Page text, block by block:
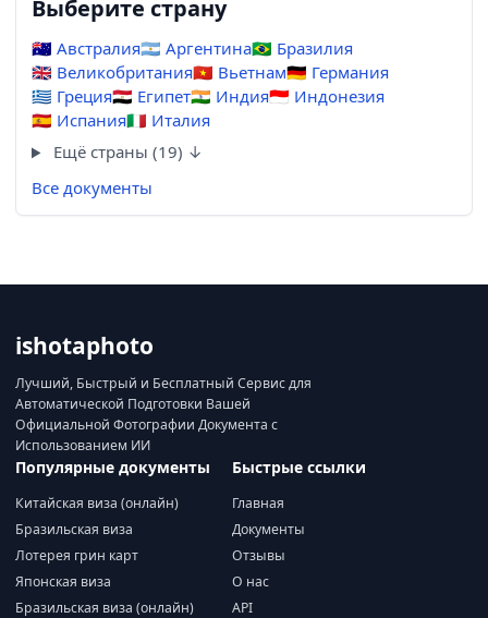
Выберите страну
🇦🇺 Австралия🇦🇷 Аргентина🇧🇷 Бразилия
🇬🇧 Великобритания🇻🇳 Вьетнам🇩🇪 Германия
🇬🇷 Греция🇪🇬 Египет🇮🇳 Индия🇮🇩 Индонезия
🇪🇸 Испания🇮🇹 Италия
Ещё страны (19) ↓
Все документы
ishotaphoto
Лучший, Быстрый и Бесплатный Сервис для
Автоматической Подготовки Вашей
Официальной Фотографии Документа с
Использованием ИИ
Популярные документы
Китайская виза (онлайн)
Бразильская виза
Лотерея грин карт
Японская виза
Бразильская виза (онлайн)
Быстрые ссылки
Главная
Документы
Отзывы
О нас
API